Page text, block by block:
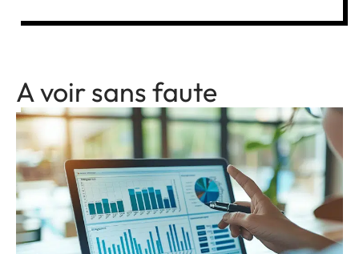
A voir sans faute